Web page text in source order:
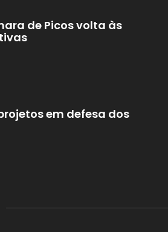
de Picos volta às
em defesa dos